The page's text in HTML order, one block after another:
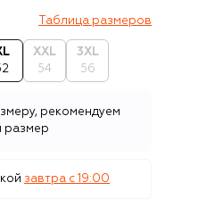
Таблица размеров
XXL
54
3XL
56
рекомендуем
размер
завтра c 19:00